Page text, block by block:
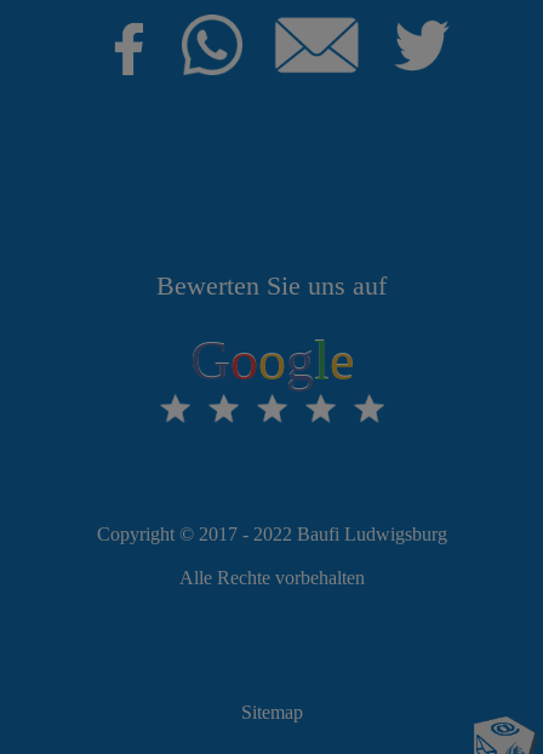
Bewerten Sie uns auf
Google
Copyright © 2017 - 2022 Baufi Ludwigsburg
Alle Rechte vorbehalten
Sitemap